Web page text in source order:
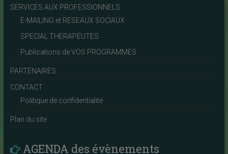
SERVICES AUX PROFESSIONNELS
E-MAILING et RESEAUX SOCIAUX
SPECIAL THERAPEUTES
Publications de VOS PROGRAMMES
PARTENAIRES
CONTACT
Politique de confidentialité
Plan du site
AGENDA des évènements